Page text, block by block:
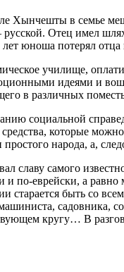
Хынчешты в семье
Отец имел
юноша потерял
училище,
идеями и
в различных
социальной
которые
народа, а,
славу самого
по-еврейски, а
старается быть со
садовника,
кругу… В